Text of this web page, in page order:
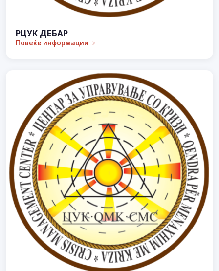
РЦУК ДЕБАР
Повеќе информации